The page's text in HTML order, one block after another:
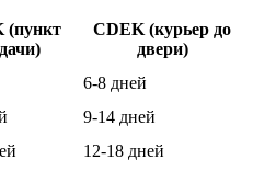
(пункт
CDEK (курьер до
двери)
6-8 дней
9-14 дней
12-18 дней